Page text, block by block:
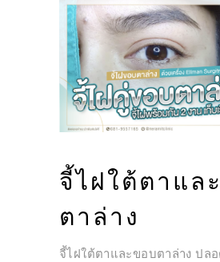
จี้ไฝใต้ตาแล
ตาล่าง
จี้ไฝใต้ตาและขอบตาล่าง ปล